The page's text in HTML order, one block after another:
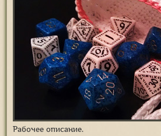
Рабочее описание.